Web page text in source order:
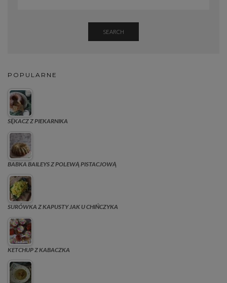
SEARCH
POPULARNE
SĘKACZ Z PIEKARNIKA
BABKA BAILEYS Z POLEWĄ PISTACJOWĄ
SURÓWKA Z KAPUSTY JAK U CHIŃCZYKA
KETCHUP Z KABACZKA